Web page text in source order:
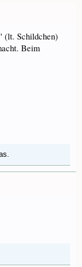
(lt. Schildchen)
Beim